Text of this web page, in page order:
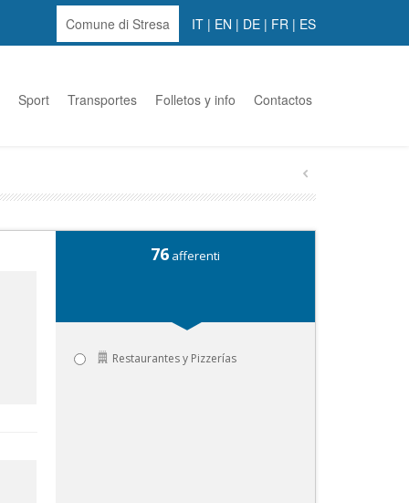
Comune di Stresa IT | EN | DE | FR | ES
Sport Transportes Folletos y info Contactos
76afferenti
Restaurantes y Pizzerías